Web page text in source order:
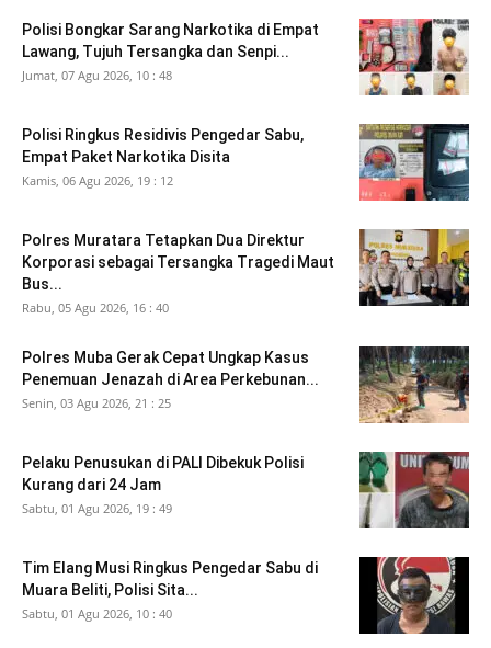
Polisi Bongkar Sarang Narkotika di Empat
Lawang, Tujuh Tersangka dan Senpi...
Jumat, 07 Agu 2026, 10 : 48
Polisi Ringkus Residivis Pengedar Sabu,
Empat Paket Narkotika Disita
Kamis, 06 Agu 2026, 19 : 12
Polres Muratara Tetapkan Dua Direktur
Korporasi sebagai Tersangka Tragedi Maut
Bus...
Rabu, 05 Agu 2026, 16 : 40
Polres Muba Gerak Cepat Ungkap Kasus
Penemuan Jenazah di Area Perkebunan...
Senin, 03 Agu 2026, 21 : 25
Pelaku Penusukan di PALI Dibekuk Polisi
Kurang dari 24 Jam
Sabtu, 01 Agu 2026, 19 : 49
Tim Elang Musi Ringkus Pengedar Sabu di
Muara Beliti, Polisi Sita...
Sabtu, 01 Agu 2026, 10 : 40